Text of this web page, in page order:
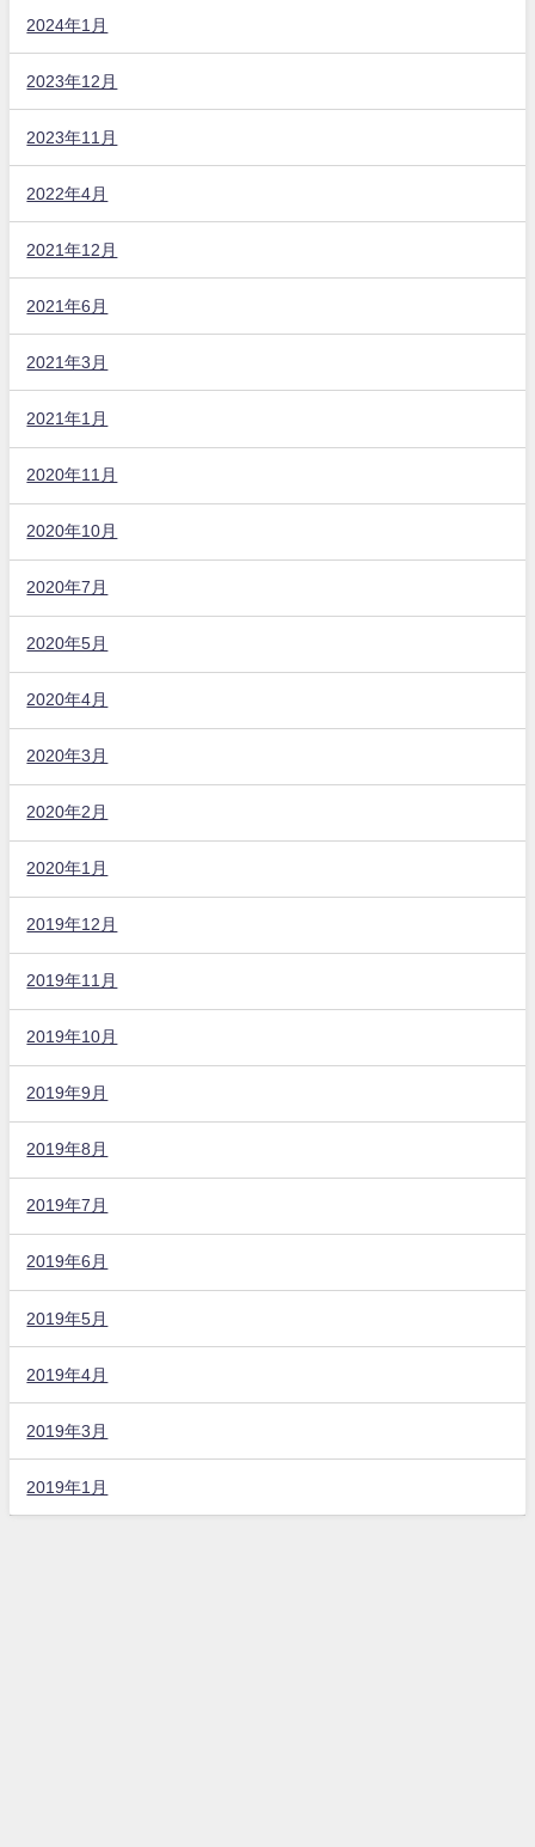
2024年1月
2023年12月
2023年11月
2022年4月
2021年12月
2021年6月
2021年3月
2021年1月
2020年11月
2020年10月
2020年7月
2020年5月
2020年4月
2020年3月
2020年2月
2020年1月
2019年12月
2019年11月
2019年10月
2019年9月
2019年8月
2019年7月
2019年6月
2019年5月
2019年4月
2019年3月
2019年1月